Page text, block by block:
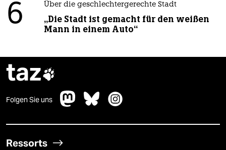
6 Über die geschlechtergerechte Stadt
„Die Stadt ist gemacht für den weißen
Mann in einem Auto“
taz
Folgen Sie uns
Ressorts